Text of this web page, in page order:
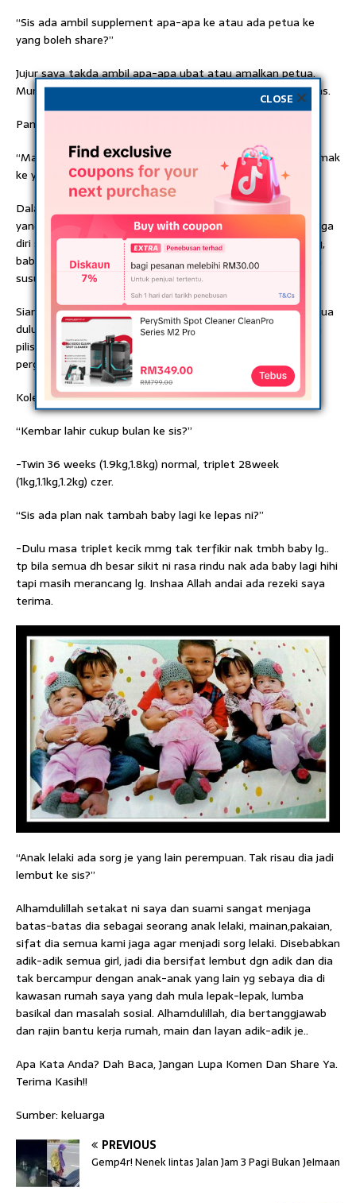
“Sis ada ambil supplement apa-apa ke atau ada petua ke
yang boleh share?”
Jujur saya takda ambil apa-apa ubat atau amalkan petua.
Mungkin rezeki dan keturunan belah suami saya ramai twins.
Pantang, suami uruskan
“Macam mana la jaga masa dalam pantang? Ada maid ke mak
ke yang jaga? “
Dalam pantang dari anak 1st sampai triplet semua suami
yang jaga. Saya cuma berpantang menyusukan baby dan jaga
diri sndri je. Yang triplet malam-malam saya susu kan 2 org,
baby lagi seorang suami jaga bg susu botol..sbb dia tak ada
susu.
Siang sebelum pergi kerja suami mandi kan anak-anak semua
dulu, masak, uruskan saya mandi, tungku, bengkung, param
pilis sume dia uruskan dulu. Dah complete semua baru dia
pergi kerja..
Koleksi gambar ketika kecil
“Kembar lahir cukup bulan ke sis?”
-Twin 36 weeks (1.9kg,1.8kg) normal, triplet 28week
(1kg,1.1kg,1.2kg) czer.
“Sis ada plan nak tambah baby lagi ke lepas ni?”
-Dulu masa triplet kecik mmg tak terfikir nak tmbh baby lg..
tp bila semua dh besar sikit ni rasa rindu nak ada baby lagi hihi
tapi masih merancang lg. Inshaa Allah andai ada rezeki saya
terima.
“Anak lelaki ada sorg je yang lain perempuan. Tak risau dia jadi
lembut ke sis?”
Alhamdulillah setakat ni saya dan suami sangat menjaga
batas-batas dia sebagai seorang anak lelaki, mainan,pakaian,
sifat dia semua kami jaga agar menjadi sorg lelaki. Disebabkan
adik-adik semua girl, jadi dia bersifat lembut dgn adik dan dia
tak bercampur dengan anak-anak yang lain yg sebaya dia di
kawasan rumah saya yang dah mula lepak-lepak, lumba
basikal dan masalah sosial. Alhamdulillah, dia bertanggjawab
dan rajin bantu kerja rumah, main dan layan adik-adik je..
Apa Kata Anda? Dah Baca, Jangan Lupa Komen Dan Share Ya.
Terima Kasih!!
Sumber: keluarga
PREVIOUS
Gemp4r! Nenek Iintas Jalan Jam 3 Pagi Bukan JeImaan
CLOSE